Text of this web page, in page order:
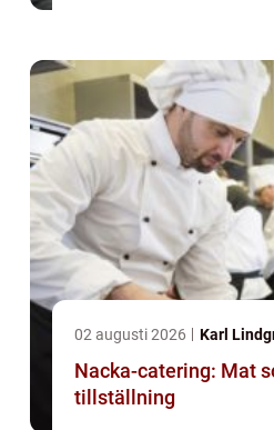
02 augusti 2026 Karl
Nacka-catering: Mat
tillställning